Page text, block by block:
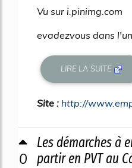
Vu sur i.pinimg.com
evadezvous dans
LIRE LA SUITE
Site : http://
0
Les démarches à
partir en PVT au